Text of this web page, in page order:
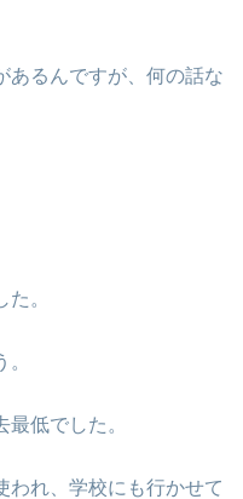
あるんですが、何の話な
。
低でした。
われ、学校にも行かせて